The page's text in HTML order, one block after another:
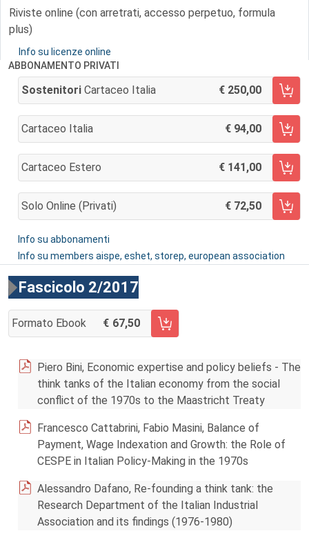
Riviste online (con arretrati, accesso perpetuo, formula
plus)
Info su licenze online
ABBONAMENTO PRIVATI
Sostenitori Cartaceo Italia 250,00
AGGIUNGI AL CARRELLO
Cartaceo Italia 94,00
AGGIUNGI AL CARRELLO
Cartaceo Estero 141,00
AGGIUNGI AL CARRELLO
Solo Online (privati) 72,50
AGGIUNGI AL CARRELLO
Info su abbonamenti
Info su members aispe, eshet, storep, european association
Fascicolo 2/2017
Formato Ebook 67,50
AGGIUNGI AL CARRELLO FASCICOLO 2/2017
Piero Bini, Economic expertise and policy beliefs - The
think tanks of the Italian economy from the social
conflict of the 1970s to the Maastricht Treaty
Francesco Cattabrini, Fabio Masini, Balance of
Payment, Wage Indexation and Growth: the Role of
CESPE in Italian Policy-Making in the 1970s
Alessandro Dafano, Re-founding a think tank: the
Research Department of the Italian Industrial
Association and its findings (1976-1980)